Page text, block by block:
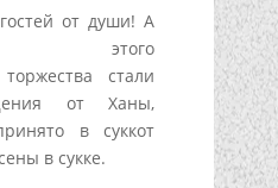
от души! А
этого
торжества стали
от Ханы,
в суккот
в сукке.